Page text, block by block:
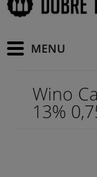
Wino
13%